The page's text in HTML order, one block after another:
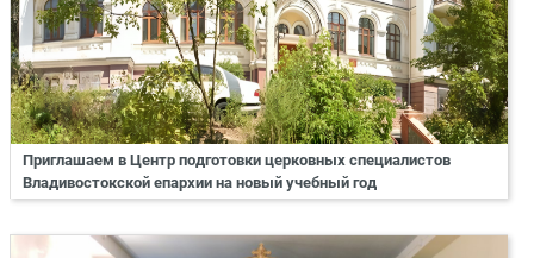
Приглашаем в Центр подготовки церковных специалистов
Владивостокской епархии на новый учебный год